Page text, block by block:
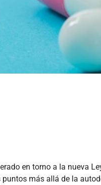
en torno a la nueva
más allá de la